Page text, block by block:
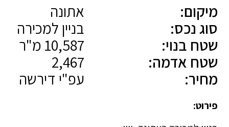
מיקום:
אתונה
סוג נכס:
בניין למכירה
שטח בנוי:
שטח אדמה:
מחיר:
עפ"י דירשה
פירוט: